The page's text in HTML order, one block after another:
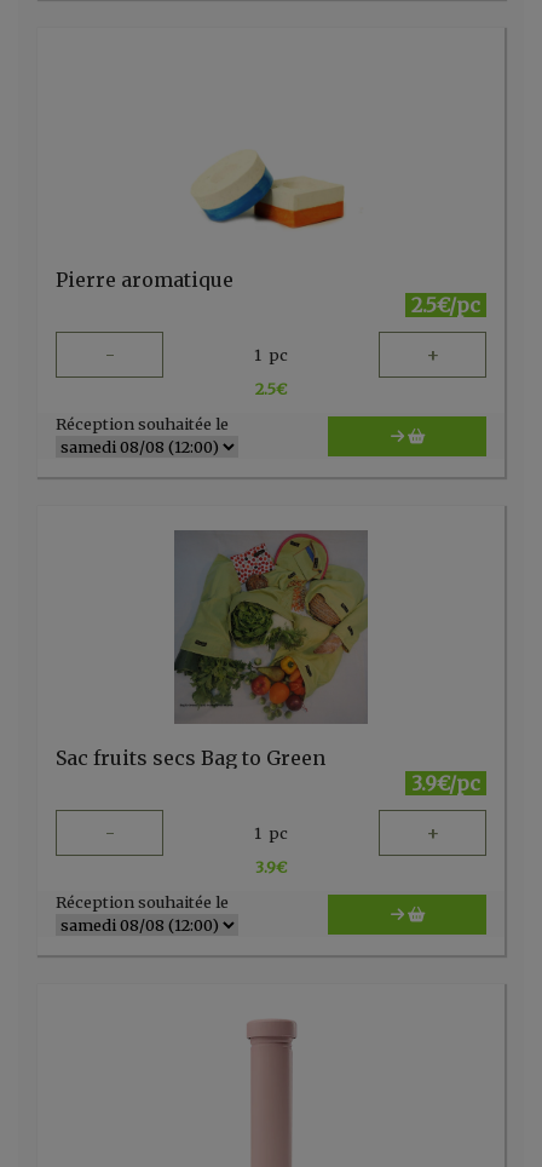
Pierre aromatique
2.5€/pc
- 1 pc +
2.5€
Réception souhaitée le
Sac fruits secs Bag to Green
3.9€/pc
- 1 pc +
3.9€
Réception souhaitée le